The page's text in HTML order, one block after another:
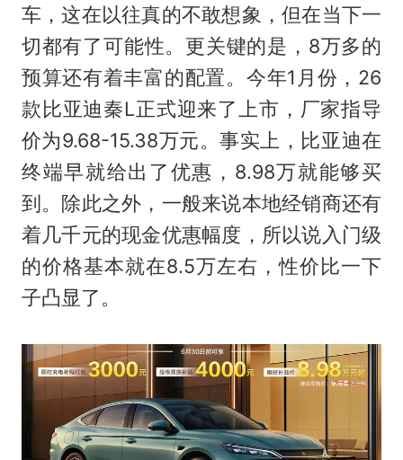
车，这在以往真的不敢想象，但在当下一
切都有了可能性。更关键的是，8万多的
预算还有着丰富的配置。今年1月份，26
款比亚迪秦L正式迎来了上市，厂家指导
价为9.68-15.38万元。事实上，比亚迪在
终端早就给出了优惠，8.98万就能够买
到。除此之外，一般来说本地经销商还有
着几千元的现金优惠幅度，所以说入门级
的价格基本就在8.5万左右，性价比一下
子凸显了。